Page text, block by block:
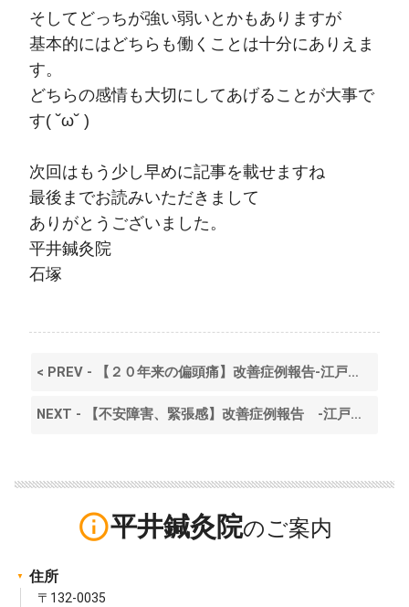
そしてどっちが強い弱いとかもありますが
基本的にはどちらも働くことは十分にありえま
す。
どちらの感情も大切にしてあげることが大事で
す( ˘ω˘ )
次回はもう少し早めに記事を載せますね
最後までお読みいただきまして
ありがとうございました。
平井鍼灸院
石塚
< PREV - 【２０年来の偏頭痛】改善症例報告-江戸川区 平井 はり-
NEXT - 【不安障害、緊張感】改善症例報告 ‐江戸川区 平井 はり‐ >
info_outline平井鍼灸院
住所
〒132-0035